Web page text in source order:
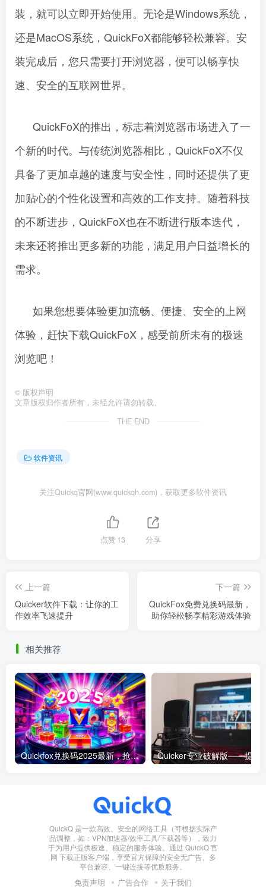
装，就可以立即开始使用。无论是Windows系统，
还是MacOS系统，QuickFoX都能够轻松兼容。安
装完成后，您只需要打开浏览器，便可以畅享快
速、安全的互联网世界。
QuickFoX的推出，标志着浏览器市场进入了一
个新的时代。与传统浏览器相比，QuickFoX不仅
具备了更加卓越的速度与安全性，同时还提供了更
加贴心的个性化设置和高效的工作支持。随着科技
的不断进步，QuickFoX也在不断进行版本迭代，
未来还将推出更多新的功能，满足用户日益增长的
需求。
如果您想要体验更加流畅、便捷、安全的上网
体验，赶快下载QuickFoX，感受前所未有的极速
浏览吧！
© 版权声明
文章版权归作者所有，未经允许请勿转载。
THE END
软件资讯
关注Quickq官网(www.quickqh.com)，获取更多软件资讯
点赞13 分享
上一篇
Quicker软件下载：让你的工
作效率飞速提升
下一篇
QuickFox免费兑换码最新，
助你轻松畅享精彩游戏体验
相关推荐
Quickfox兑换码2025最新，抢先获取专属福利！
QuickQ 是一款高效、安全的网络工具（可根据实际产
品调整，如：VPN加速器/效率工具/下载器等），致力
于为用户提供极速、稳定的服务体验。通过 QuickQ 官
网 下载正版客户端，享受官方保障的安全无广告、多
平台兼容、一键连接等优质服务。
免责声明 广告合作 关于我们